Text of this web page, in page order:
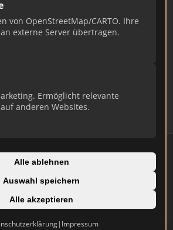
von OpenStreetMap/CARTO. Ihre
externe Server übertragen.
Ermöglicht relevante
anderen Websites.
Alle ablehnen
Auswahl speichern
Alle akzeptieren
| Impressum
Ihr Profil, bearbeiten Sie Ihre